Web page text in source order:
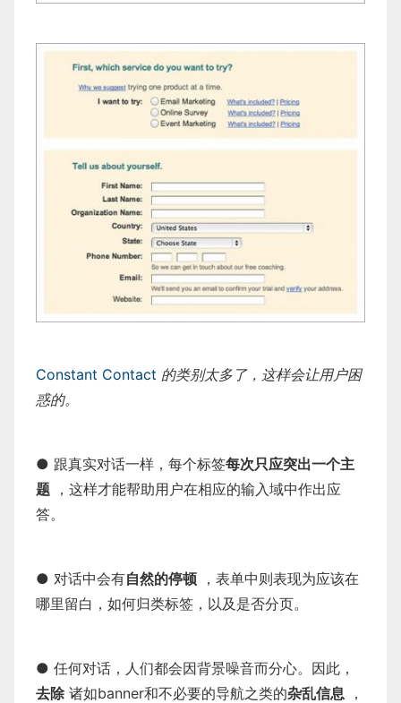
Constant Contact 的类别太多了，这样会让用户困
惑的。
● 跟真实对话一样，每个标签每次只应突出一个主
题 ，这样才能帮助用户在相应的输入域中作出应
答。
● 对话中会有自然的停顿 ，表单中则表现为应该在
哪里留白，如何归类标签，以及是否分页。
● 任何对话，人们都会因背景噪音而分心。因此，
去除诸如banner和不必要的导航之类的杂乱信息 ，